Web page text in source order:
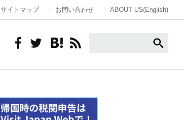
サイトマップ お問い合わせ ABOUT US(English)